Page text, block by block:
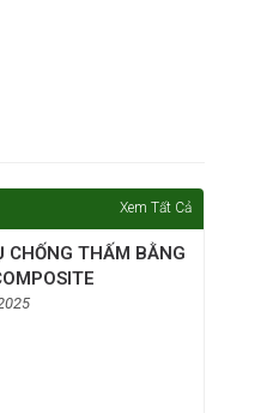
Xem Tất Cả
CHỐNG THẤM BẰNG